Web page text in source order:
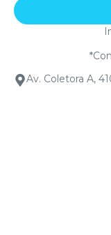
Av. Coletora A,